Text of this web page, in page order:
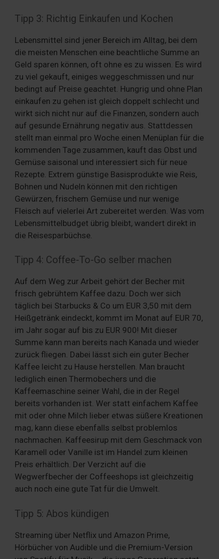
Tipp 3: Richtig Einkaufen und Kochen
Lebensmittel sind jener Bereich im Alltag, bei dem
die meisten Menschen eine beachtliche Summe an
Geld sparen können, oft ohne es zu wissen. Es wird
zu viel gekauft, einiges weggeschmissen und nur
bedingt auf Preise geachtet. Hungrig und ohne Plan
einkaufen zu gehen ist gleich doppelt schlecht und
wirkt sich nicht nur auf die Finanzen, sondern auch
auf gesunde Ernährung negativ aus. Stattdessen
stellt man einmal pro Woche einen Menüplan für die
kommenden Tage zusammen, kauft das Obst und
Gemüse saisonal und interessiert sich für neue
Rezepte. Extrem günstige Basisprodukte wie Reis,
Bohnen und Nudeln können mit den richtigen
Gewürzen, frischem Gemüse und nur wenige
Fleisch auf vielerlei Art zubereitet werden. Was vom
Lebensmittelbudget übrig bleibt, wandert direkt in
die Reisesparbüchse.
Tipp 4: Coffee-To-Go selber machen
Auf dem Weg zur Arbeit gehört der Becher mit
frisch gebrühtem Kaffee dazu. Doch wer sich
täglich bei Starbucks & Co um EUR 3,50 mit dem
Heißgetränk eindeckt, kommt im Monat auf EUR 70,
im Jahr sogar auf bis zu EUR 900! Mit dieser
Summe kann man bereits nach Kanada und wieder
zurück fliegen. Dabei lässt sich ein guter Becher
Kaffee leicht zu Hause herstellen. Man braucht
lediglich einen Thermobechers und die
Kaffeemaschine seiner Wahl, die in der Regel
bereits vorhanden ist. Wer statt einfachem Kaffee
mit oder ohne Milch lieber etwas süßere Kreationen
mag, kann diese ebenfalls selbst problemlos
nachmachen. Kaffeesirup mit dem Geschmack von
Karamell oder Vanille ist im Handel zum kleinen
Preis erhältlich. Der Verzicht auf die
Wegwerfbecher der Coffeeshops ist gleichzeitig
auch noch eine gute Tat für die Umwelt.
Tipp 5: Abos kündigen
Streaming über Netflix und Amazon Prime,
Hörbücher von Audible und die Premium-Version